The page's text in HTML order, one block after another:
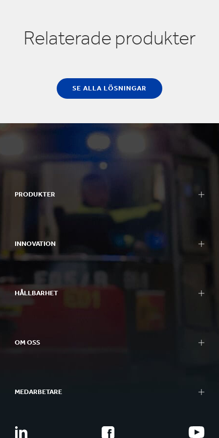
Relaterade produkter
SE ALLA LÖSNINGAR
PRODUKTER
INNOVATION
HÅLLBARHET
OM OSS
MEDARBETARE